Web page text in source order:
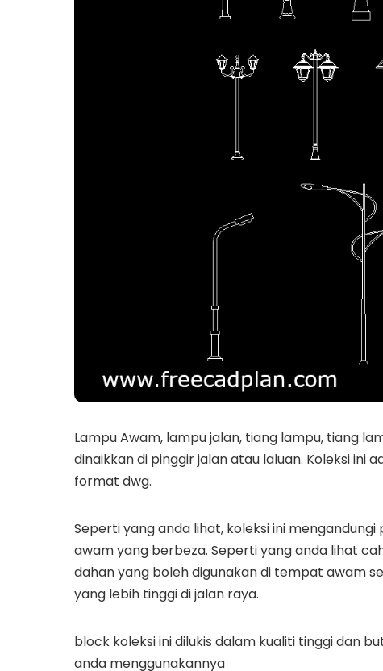
Lampu Awam, lampu jalan, tiang lampu, tiang
dinaikkan di pinggir jalan atau laluan. Koleksi
format dwg.
Seperti yang anda lihat, koleksi ini
awam yang berbeza. Seperti yang anda lihat
dahan yang boleh digunakan di tempat awam
yang lebih tinggi di jalan raya.
block koleksi ini dilukis dalam kualiti tinggi dan
anda menggunakannya